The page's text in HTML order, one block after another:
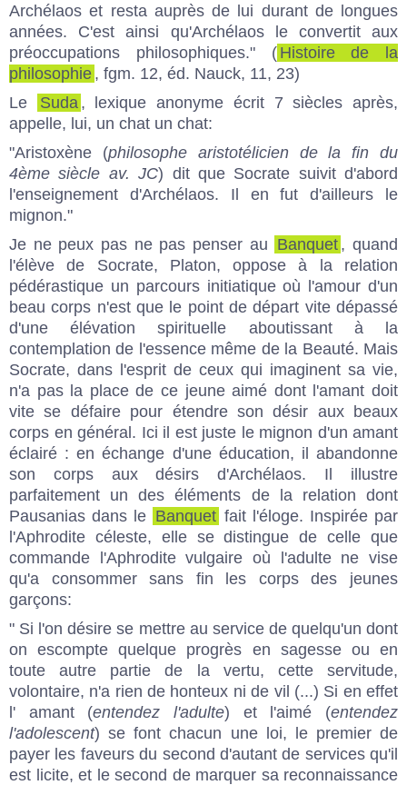
Archélaos et resta auprès de lui durant de longues
années. C'est ainsi qu'Archélaos le convertit aux
préoccupations philosophiques." ( Histoire de la
philosophie , fgm. 12, éd. Nauck, 11, 23)
Le
Suda , lexique anonyme écrit 7 siècles après,
appelle, lui, un chat un chat:
"Aristoxène (philosophe aristotélicien de la fin du
4ème siècle av. JC) dit que Socrate suivit d'abord
l'enseignement d'Archélaos. Il en fut d'ailleurs le
mignon."
Je ne peux pas ne pas penser au Banquet , quand
l'élève de Socrate, Platon, oppose à la relation
pédérastique un parcours initiatique où l'amour d'un
beau corps n'est que le point de départ vite dépassé
d'une élévation spirituelle aboutissant à la
contemplation de l'essence même de la Beauté. Mais
Socrate, dans l'esprit de ceux qui imaginent sa vie,
n'a pas la place de ce jeune aimé dont l'amant doit
vite se défaire pour étendre son désir aux beaux
corps en général. Ici il est juste le mignon d'un amant
éclairé : en échange d'une éducation, il abandonne
son corps aux désirs d'Archélaos. Il illustre
parfaitement un des éléments de la relation dont
Pausanias dans le Banquet fait l'éloge. Inspirée par
l'Aphrodite céleste, elle se distingue de celle que
commande l'Aphrodite vulgaire où l'adulte ne vise
qu'a consommer sans fin les corps des jeunes
garçons:
" Si l'on désire se mettre au service de quelqu'un dont
on escompte quelque progrès en sagesse ou en
toute autre partie de la vertu, cette servitude,
volontaire, n'a rien de honteux ni de vil (...) Si en effet
l' amant (entendez l'adulte) et l'aimé (entendez
l'adolescent) se font chacun une loi, le premier de
payer les faveurs du second d'autant de services qu'il
est licite, et le second de marquer sa reconnaissance